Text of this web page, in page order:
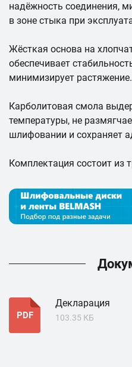
надёжность соединения,
в зоне стыка при
Жёсткая основа на
обеспечивает
минимизирует растяжение.
Карболитовая смола
температуры, не
шлифовании и сохраняет
Комплектация состоит из
PDF
Декларация
103.35 КБ